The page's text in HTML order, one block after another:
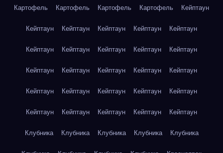
Картофель Картофель Картофель Картофель Кейптаун
Кейптаун Кейптаун Кейптаун Кейптаун Кейптаун
Кейптаун Кейптаун Кейптаун Кейптаун Кейптаун
Кейптаун Кейптаун Кейптаун Кейптаун Кейптаун
Кейптаун Кейптаун Кейптаун Кейптаун Кейптаун
Кейптаун Кейптаун Кейптаун Кейптаун Кейптаун
Клубника Клубника Клубника Клубника Клубника